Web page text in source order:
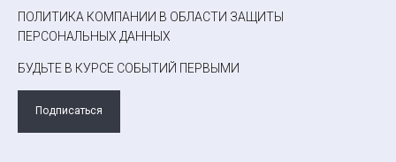
ПОЛИТИКА КОМПАНИИ В ОБЛАСТИ ЗАЩИТЫ
ПЕРСОНАЛЬНЫХ ДАННЫХ
БУДЬТЕ В КУРСЕ СОБЫТИЙ ПЕРВЫМИ
Подписаться